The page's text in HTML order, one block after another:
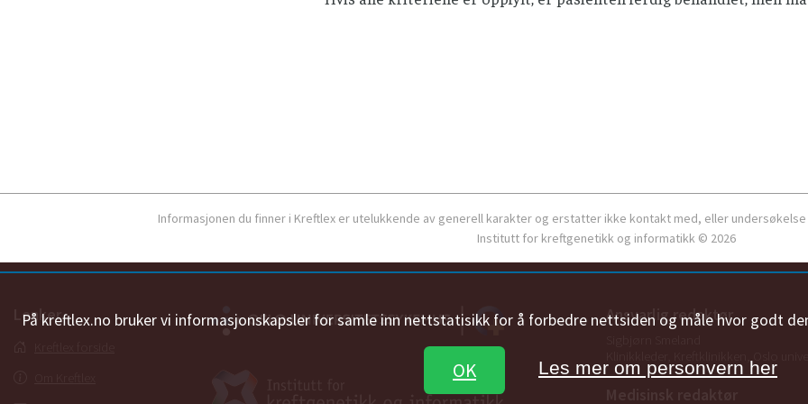
På kreftlex.no bruker vi informasjonskapsler for samle inn nettstatisikk for å forbedre nettsiden og måle hvor godt
OK Les mer om personvern her
Informasjonen du finner i Kreftlex er utelukkende av generell karakter og erstatter ikke kontakt med, eller
Institutt for kreftgenetikk og informatikk © 2026
Lenker Ansvarlig redaktør